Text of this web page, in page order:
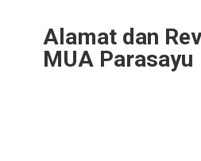
Alamat dan
MUA Parasayu